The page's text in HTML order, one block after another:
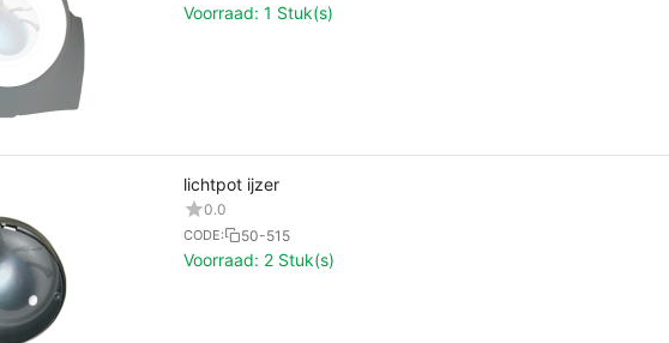
Voorraad: 1 Stuk(s)
lichtpot ijzer
0.0
CODE: 50-515
Voorraad: 2 Stuk(s)